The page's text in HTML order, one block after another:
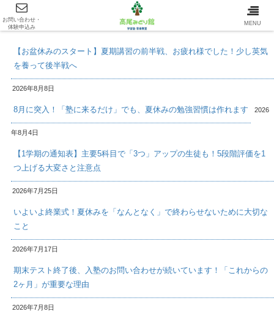
最新情報/INFOMATION
【お盆休みのスタート】夏期講習の前半戦、お疲れ様でした！少し英気
を養って後半戦へ
2026年8月8日
8月に突入！「塾に来るだけ」でも、夏休みの勉強習慣は作れます 2026
年8月4日
【1学期の通知表】主要5科目で「3つ」アップの生徒も！5段階評価を1
つ上げる大変さと注意点
2026年7月25日
いよいよ終業式！夏休みを「なんとなく」で終わらせないために大切な
こと
2026年7月17日
期末テスト終了後、入塾のお問い合わせが続いています！「これからの
2ヶ月」が重要な理由
2026年7月8日
お問い合わせ・
体験申込み
MENU